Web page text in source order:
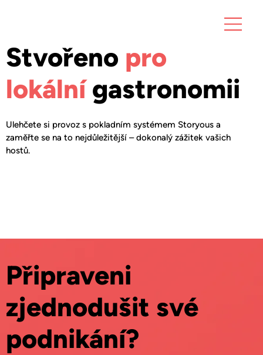
Připraveni
zjednodušit své
podnikání?
Stvořeno pro
lokálnígastronomii
Ulehčete si provoz s pokladním systémem Storyous a
zaměřte se na to nejdůležitější – dokonalý zážitek vašich
hostů.